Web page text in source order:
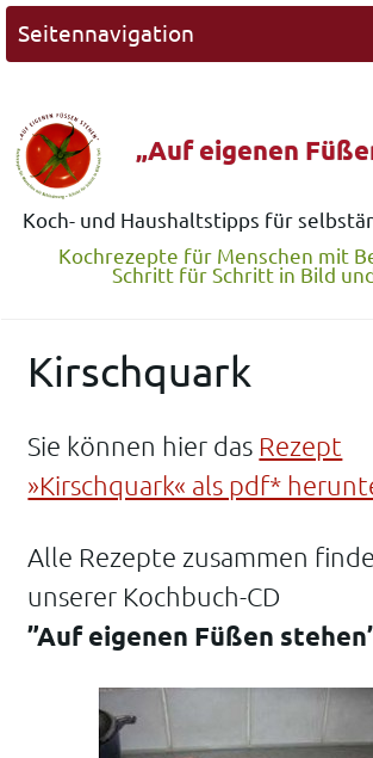
Seitennavigation
„Auf eigenen
Koch- und Haushaltstipps für
Kochrezepte für Menschen mit
Schritt für Schritt in Bild
Kirschquark
Sie können hier das Rezept
»Kirschquark« als pdf*
Alle Rezepte zusammen
unserer Kochbuch-CD
”Auf eigenen Füßen